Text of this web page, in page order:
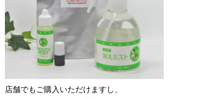
店舗でもご購入いただけますし、